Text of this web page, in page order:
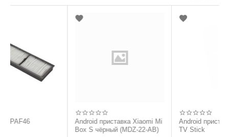
Android приставка Xiaomi Mi
Box S чёрный (MDZ-22-AB)
Android приставка
TV Stick